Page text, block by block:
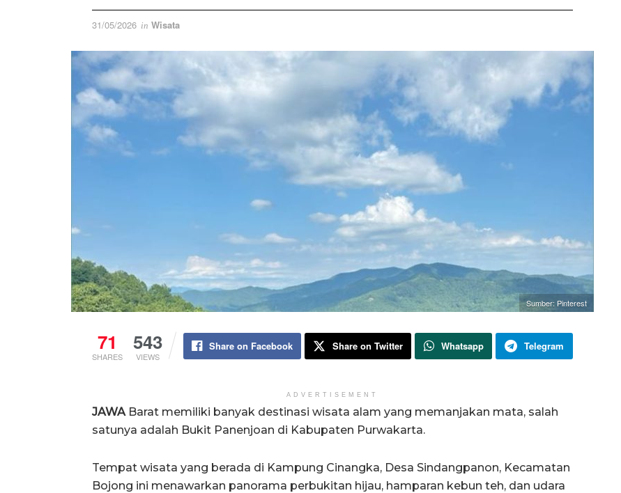
31/05/2026 in Wisata
Sumber: Pinterest
71
SHARES
543
VIEWS
Share on Facebook Share on Twitter Whatsapp Telegram
ADVERTISEMENT
JAWA Barat memiliki banyak destinasi wisata alam yang memanjakan mata, salah
satunya adalah Bukit Panenjoan di Kabupaten Purwakarta.
Tempat wisata yang berada di Kampung Cinangka, Desa Sindangpanon, Kecamatan
Bojong ini menawarkan panorama perbukitan hijau, hamparan kebun teh, dan udara